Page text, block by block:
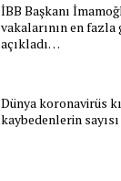
İBB Başkanı
vakalarının en fazla
açıkladı…
Dünya koronavirüs
kaybedenlerin